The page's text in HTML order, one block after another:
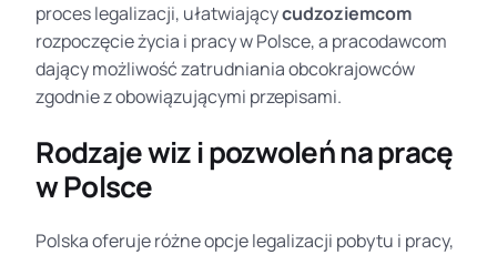
proces legalizacji, ułatwiającycudzoziemcom
rozpoczęcie życia i pracy w Polsce, a pracodawcom
dający możliwość zatrudniania obcokrajowców
zgodnie z obowiązującymi przepisami.
Rodzaje wiz i pozwoleń na pracę
w Polsce
Polska oferuje różne opcje legalizacji pobytu i pracy,